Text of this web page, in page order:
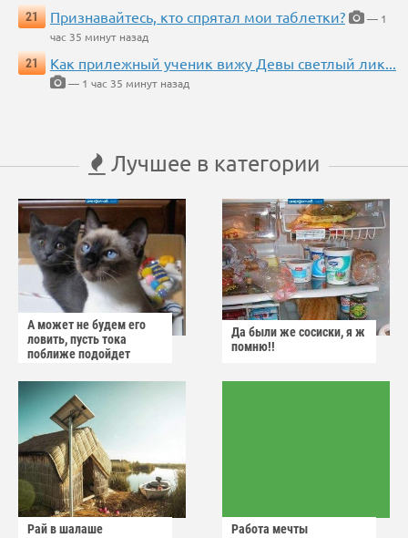
21
Признавайтесь, кто спрятал мои таблетки?
— 1
час 35 минут назад
21
Как прилежный ученик вижу Девы светлый лик...
— 1 час 35 минут назад
Лучшее в категории
А может не будем его
ловить, пусть тока
поближе подойдет
Да были же сосиски, я ж
помню!!
Рай в шалаше Работа мечты